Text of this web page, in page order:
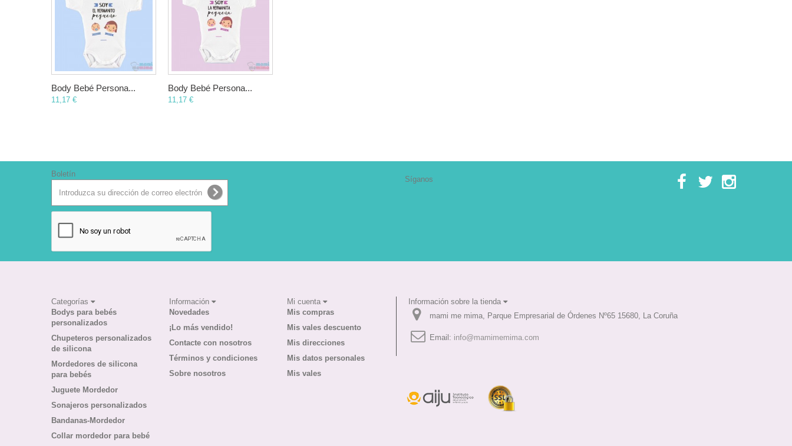
Body Bebé Persona...
11,17 €
Body Bebé Persona...
11,17 €
Boletín
Síganos
Categorías
Bodys para bebés
personalizados
Chupeteros personalizados
de silicona
Mordedores de silicona
para bebés
Juguete Mordedor
Sonajeros personalizados
Bandanas-Mordedor
Collar mordedor para bebé
Información
Novedades
¡Lo más vendido!
Contacte con nosotros
Términos y condiciones
Sobre nosotros
Mi cuenta
Mis compras
Mis vales descuento
Mis direcciones
Mis datos personales
Mis vales
Información sobre la tienda
mami me mima, Parque Empresarial de Órdenes Nº65 15680, La Coruña
Email: info@mamimemima.com